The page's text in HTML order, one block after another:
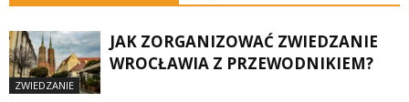
ZWIEDZANIE
JAK ZORGANIZOWAĆ ZWIEDZANIE
WROCŁAWIA Z PRZEWODNIKIEM?